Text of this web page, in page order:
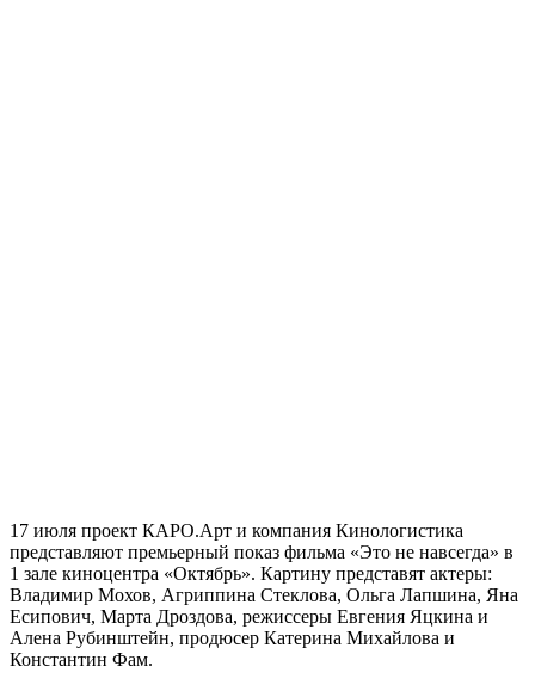
17 июля проект КАРО.Арт и компания Кинологистика
представляют премьерный показ фильма «Это не навсегда» в
1 зале киноцентра «Октябрь». Картину представят актеры:
Владимир Мохов, Агриппина Стеклова, Ольга Лапшина, Яна
Есипович, Марта Дроздова, режиссеры Евгения Яцкина и
Алена Рубинштейн, продюсер Катерина Михайлова и
Константин Фам.